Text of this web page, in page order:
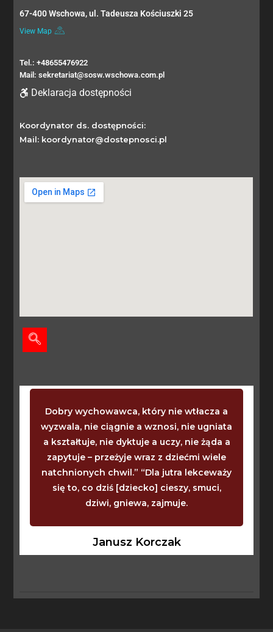
67-400 Wschowa, ul. Tadeusza Kościuszki 25
View Map
Tel.: +48655476922
Mail: sekretariat@sosw.wschowa.com.pl
Deklaracja dostępności
Koordynator ds. dostępności:
Mail: koordynator@dostepnosci.pl
Dobry wychowawca, który nie wtłacza a
wyzwala, nie ciągnie a wznosi, nie ugniata
a kształtuje, nie dyktuje a uczy, nie żąda a
zapytuje – przeżyje wraz z dziećmi wiele
natchnionych chwil.” “Dla jutra lekceważy
się to, co dziś [dziecko] cieszy, smuci,
dziwi, gniewa, zajmuje.
Janusz Korczak